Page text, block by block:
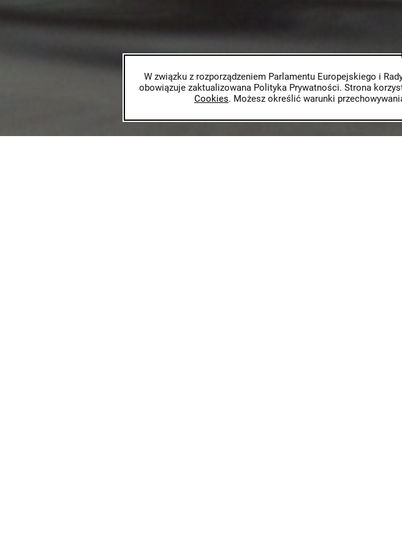
W związku z rozporządzeniem Parlamentu Europejskiego i
obowiązuje zaktualizowana Polityka Prywatności. Strona
Cookies. Możesz określić warunki